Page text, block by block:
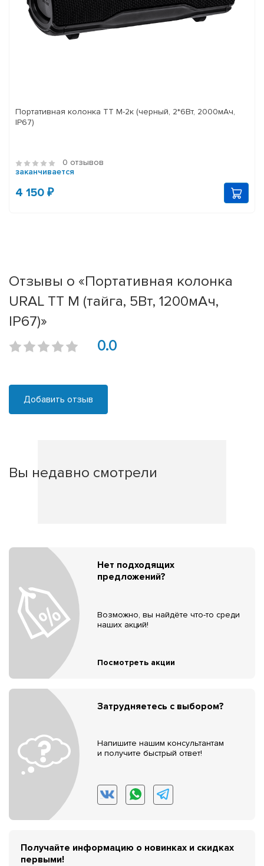
Портативная колонка ТТ М-2к (черный, 2*6Вт, 2000мАч,
IP67)
0 отзывов
заканчивается
4 150 ₽
Отзывы о «Портативная колонка
URAL ТТ М (тайга, 5Вт, 1200мАч,
IP67)»
0.0
Добавить отзыв
Вы недавно смотрели
Нет подходящих
предложений?
Возможно, вы найдёте что-то среди
наших акций!
Посмотреть акции
Затрудняетесь с выбором?
Напишите нашим консультантам
и получите быстрый ответ!
Получайте информацию о новинках и скидках
первыми!